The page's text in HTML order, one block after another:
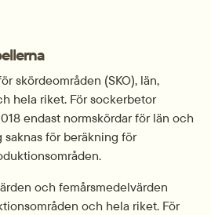
skördeområden (SKO), län,
hela riket. För sockerbetor
endast normskördar för län och
för beräkning för
och femårsmedelvärden
och hela riket. För